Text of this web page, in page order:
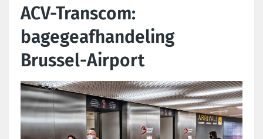
ACV-Transcom:
bagegeafhandeling
Brussel-Airport